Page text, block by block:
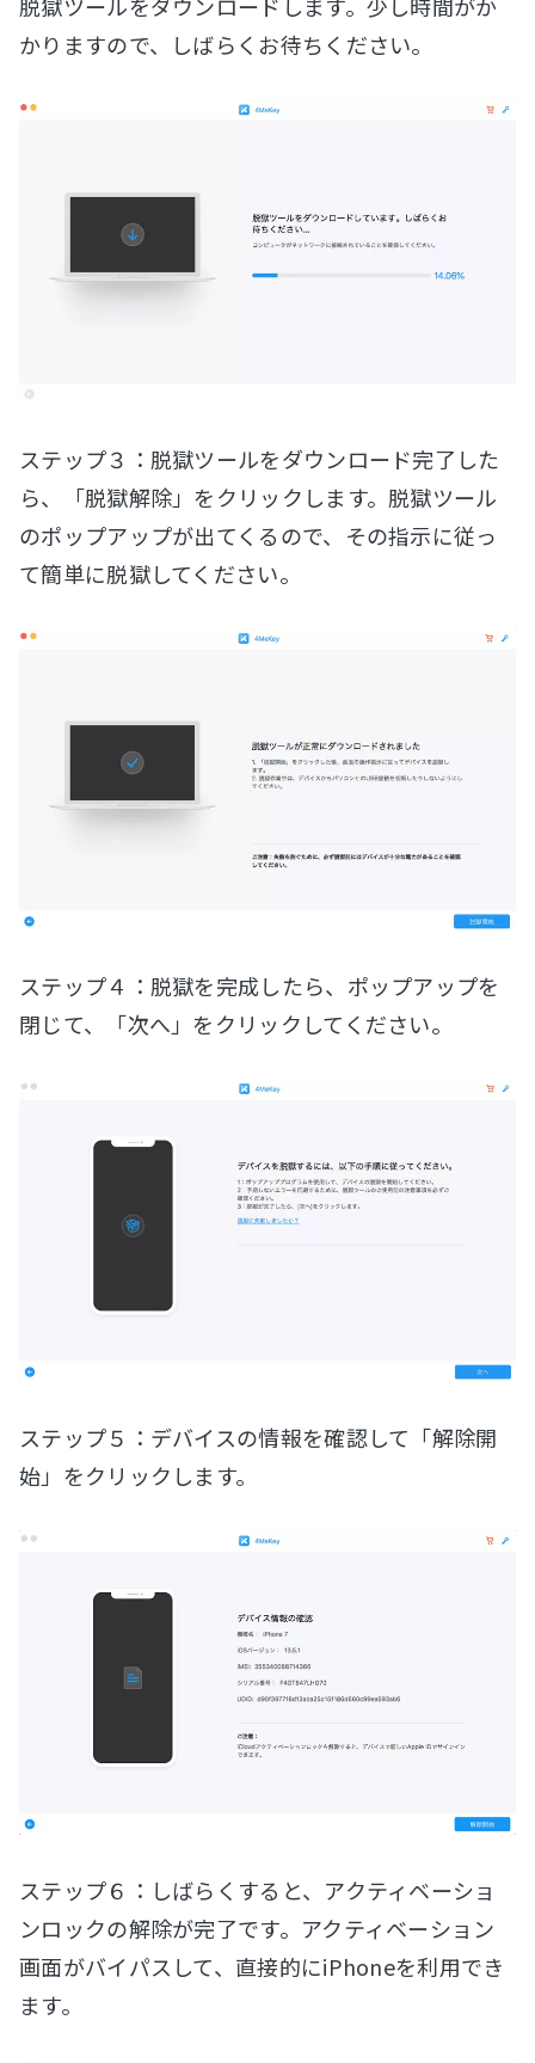
かりますので、しばらくお待ちください。
ステップ３：脱獄ツールをダウンロード完了した
ら、「脱獄解除」をクリックします。脱獄ツール
のポップアップが出てくるので、その指示に従っ
て簡単に脱獄してください。
ステップ４：脱獄を完成したら、ポップアップを
閉じて、「次へ」をクリックしてください。
ステップ５：デバイスの情報を確認して「解除開
始」をクリックします。
ステップ６：しばらくすると、アクティベーショ
ンロックの解除が完了です。アクティベーション
画面がバイパスして、直接的にiPhoneを利用でき
ます。